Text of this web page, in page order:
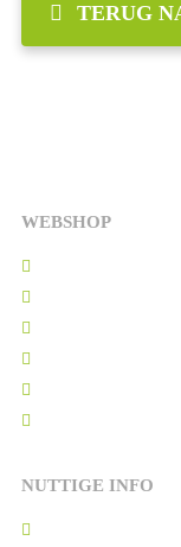
TERUG
WEBSHOP
NUTTIGE INFO